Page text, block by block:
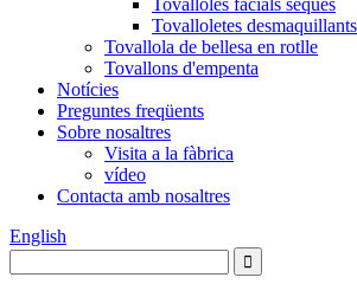
Tovalloles facials seques
Tovalloletes desmaquillants
Tovallola de bellesa en rotlle
Tovallons d'empenta
Notícies
Preguntes freqüents
Sobre nosaltres
Visita a la fàbrica
vídeo
Contacta amb nosaltres
English